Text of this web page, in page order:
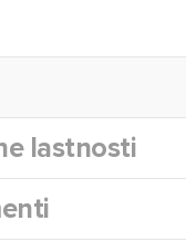
lastnosti